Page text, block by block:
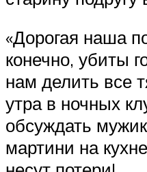
«Дорогая наша
конечно, убиты
нам делить все
утра в ночных
обсуждать
мартини на